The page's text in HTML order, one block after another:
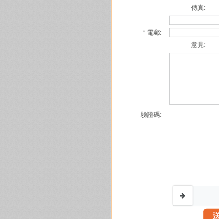
傳真:
* 電郵:
意見:
驗證碼: